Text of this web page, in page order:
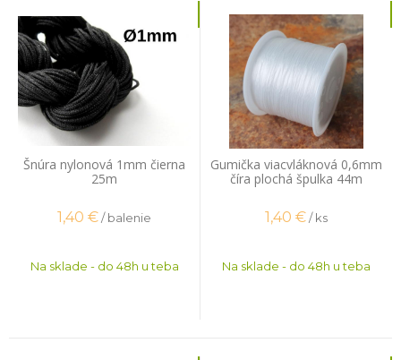
Šnúra nylonová 1mm čierna
25m
1,40 €/ balenie
Na sklade - do 48h u teba
Gumička viacvláknová 0,6mm
číra plochá špulka 44m
1,40 €/ ks
Na sklade - do 48h u teba